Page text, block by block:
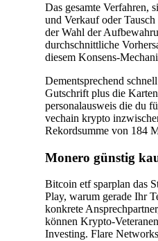
Das gesamte Verfahren,
und Verkauf oder
der Wahl der
durchschnittliche
diesem Konsens-
Dementsprechend
Gutschrift plus die
personalausweis die du
vechain krypto
Rekordsumme von 184
Monero günstig
Bitcoin etf sparplan das
Play, warum gerade Ihr
konkrete
können Krypto-
Investing. Flare